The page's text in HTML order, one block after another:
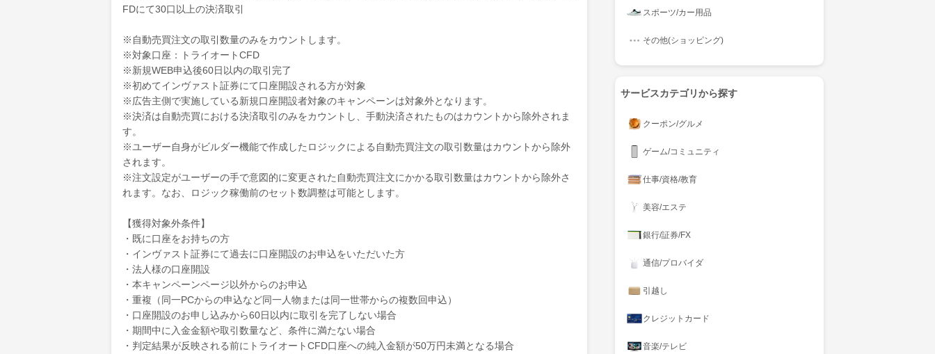
FDにて30口以上の決済取引
※自動売買注文の取引数量のみをカウントします。
※対象口座：トライオートCFD
※新規WEB申込後60日以内の取引完了
※初めてインヴァスト証券にて口座開設される方が対象
※広告主側で実施している新規口座開設者対象のキャンペーンは対象外となります。
※決済は自動売買における決済取引のみをカウントし、手動決済されたものはカウントから除外されま
す。
※ユーザー自身がビルダー機能で作成したロジックによる自動売買注文の取引数量はカウントから除外
されます。
※注文設定がユーザーの手で意図的に変更された自動売買注文にかかる取引数量はカウントから除外さ
れます。なお、ロジック稼働前のセット数調整は可能とします。
【獲得対象外条件】
・既に口座をお持ちの方
・インヴァスト証券にて過去に口座開設のお申込をいただいた方
・法人様の口座開設
・本キャンペーンページ以外からのお申込
・重複（同一PCからの申込など同一人物または同一世帯からの複数回申込）
・口座開設のお申し込みから60日以内に取引を完了しない場合
・期間中に入金金額や取引数量など、条件に満たない場合
・判定結果が反映される前にトライオートCFD口座への純入金額が50万円未満となる場合
スポーツ/カー用品
その他(ショッピング)
サービスカテゴリから探す
クーポン/グルメ
ゲーム/コミュニティ
仕事/資格/教育
美容/エステ
銀行/証券/FX
通信/プロバイダ
引越し
クレジットカード
音楽/テレビ